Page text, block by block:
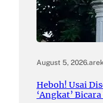
August 5, 2026.
Heboh! Usai
‘Angkat’